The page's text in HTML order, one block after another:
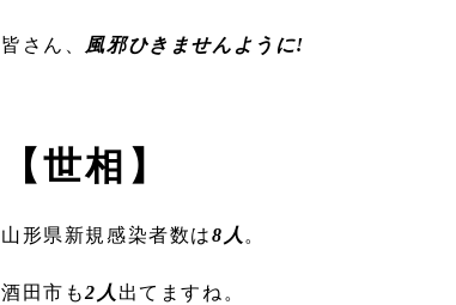
皆さん、 風邪ひきませんように!
【世相】
山形県新規感染者数は8人 。
酒田市も2人 出てますね。